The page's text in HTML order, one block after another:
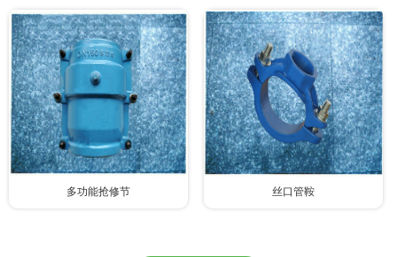
多功能抢修节 丝口管鞍